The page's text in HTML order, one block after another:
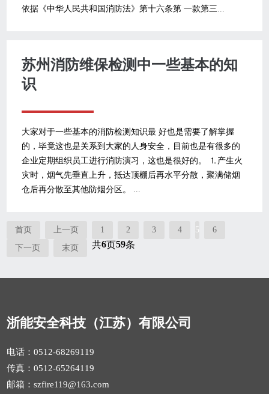
依据《中华人民共和国消防法》第十六条第 一款第三...
苏州消防维保检测中一些基本的知
识
大家对于一些基本的消防检测知识最 好也是需要了解掌握
的，毕竟这也是关系到大家的人身安全，目前也是有很多的
企业定期组织员工进行消防演习，这也是很好的。 ⒈产生火
灾时，烟气先垂直上升，抵达顶棚后再水平分散，聚满储烟
仓后再分散至其他防烟分区。 ...
首页 上一页 1 2 3 4 5
6
下一页
末页 共6页59条
浙能安全科技（江苏）有限公司
电话：0512-68269119
传真：0512-65264119
邮箱：szfire119@163.com